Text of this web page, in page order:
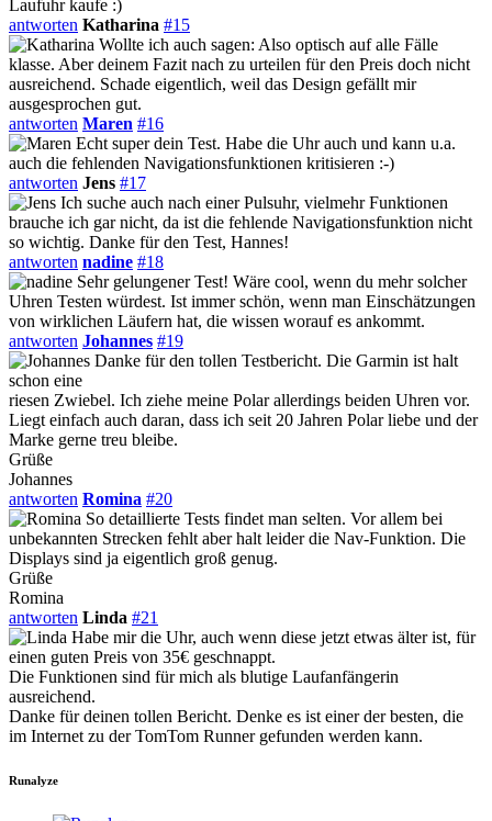
Laufuhr kaufe :)
antworten Katharina #15
Wollte ich auch sagen: Also optisch auf alle Fälle
klasse. Aber deinem Fazit nach zu urteilen für den Preis doch nicht
ausreichend. Schade eigentlich, weil das Design gefällt mir
ausgesprochen gut.
antworten Maren #16
Echt super dein Test. Habe die Uhr auch und kann u.a.
auch die fehlenden Navigationsfunktionen kritisieren :-)
antworten Jens #17
Ich suche auch nach einer Pulsuhr, vielmehr Funktionen
brauche ich gar nicht, da ist die fehlende Navigationsfunktion nicht
so wichtig. Danke für den Test, Hannes!
antworten nadine #18
Sehr gelungener Test! Wäre cool, wenn du mehr solcher
Uhren Testen würdest. Ist immer schön, wenn man Einschätzungen
von wirklichen Läufern hat, die wissen worauf es ankommt.
antworten Johannes #19
Danke für den tollen Testbericht. Die Garmin ist halt
schon eine
riesen Zwiebel. Ich ziehe meine Polar allerdings beiden Uhren vor.
Liegt einfach auch daran, dass ich seit 20 Jahren Polar liebe und der
Marke gerne treu bleibe.
Grüße
Johannes
antworten Romina #20
So detaillierte Tests findet man selten. Vor allem bei
unbekannten Strecken fehlt aber halt leider die Nav-Funktion. Die
Displays sind ja eigentlich groß genug.
Grüße
Romina
antworten Linda #21
Habe mir die Uhr, auch wenn diese jetzt etwas älter ist, für
einen guten Preis von 35€ geschnappt.
Die Funktionen sind für mich als blutige Laufanfängerin
ausreichend.
Danke für deinen tollen Bericht. Denke es ist einer der besten, die
im Internet zu der TomTom Runner gefunden werden kann.
Runalyze